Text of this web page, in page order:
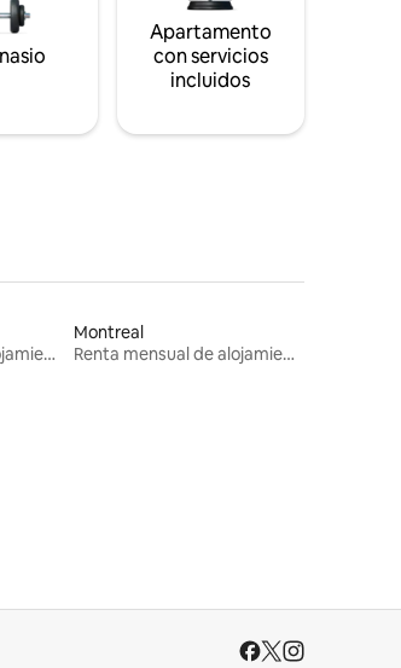
Apartamento
con servicios
incluidos
Renta mensual de alojamientos
Montreal
Renta mensual de alojamientos